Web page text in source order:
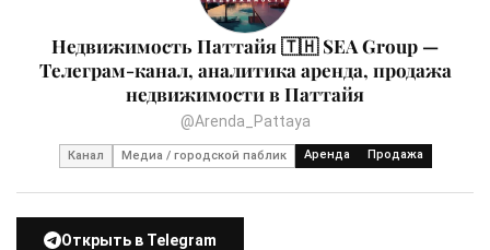
Недвижимость Паттайя 🇹🇭 SEA Group —
Телеграм-канал, аналитика аренда, продажа
недвижимости в Паттайя
@Arenda_Pattaya
Канал Медиа / городской паблик Аренда Продажа
Открыть в Telegram